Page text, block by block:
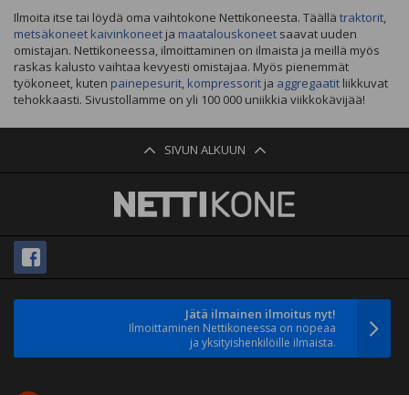
Ilmoita itse tai löydä oma vaihtokone Nettikoneesta. Täällä traktorit,
metsäkoneet kaivinkoneet ja maatalouskoneet saavat uuden
omistajan. Nettikoneessa, ilmoittaminen on ilmaista ja meillä myös
raskas kalusto vaihtaa kevyesti omistajaa. Myös pienemmät
työkoneet, kuten painepesurit, kompressorit ja aggregaatit liikkuvat
tehokkaasti. Sivustollamme on yli 100 000 uniikkia viikkokävijää!
SIVUN ALKUUN
Jätä ilmainen ilmoitus nyt!
Ilmoittaminen Nettikoneessa on nopeaa
ja yksityishenkilöille ilmaista.